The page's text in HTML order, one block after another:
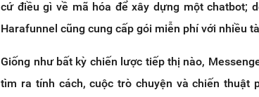
cứ điều gì về mã hóa để xây dựng một chatbot;
Harafunnel cũng cung cấp gói miễn phí với nhiều
Giống như bất kỳ chiến lược tiếp thị nào,
tìm ra tính cách, cuộc trò chuyện và chiến thuật